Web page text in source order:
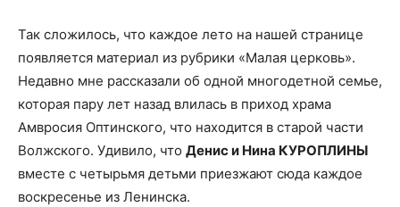
Так сложилось, что каждое лето на нашей странице
появляется материал из рубрики «Малая церковь».
Недавно мне рассказали об одной многодетной семье,
которая пару лет назад влилась в приход храма
Амвросия Оптинского, что находится в старой части
Волжского. Удивило, что Денис и Нина КУРОПЛИНЫ
вместе с четырьмя детьми приезжают сюда каждое
воскресенье из Ленинска.